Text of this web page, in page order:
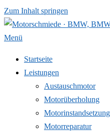
Zum Inhalt springen
Menü
Startseite
Leistungen
Austauschmotor
Motorüberholung
Motorinstandsetzung
Motorreparatur